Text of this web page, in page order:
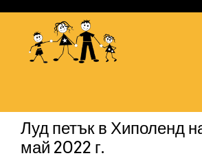
Луд петък в Хиполенд
май 2022 г.